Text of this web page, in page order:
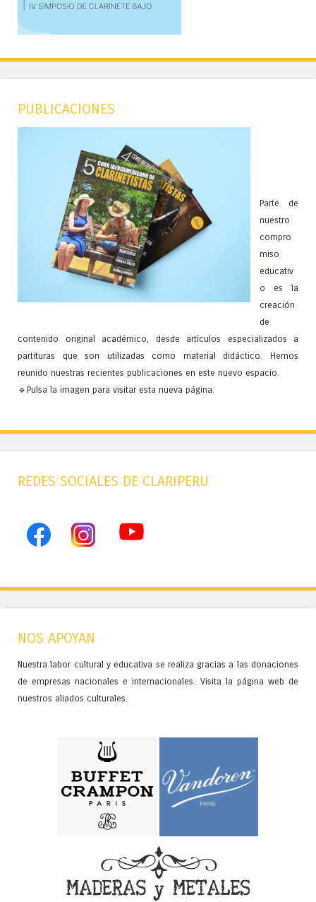
PUBLICACIONES
Parte de
nuestro
compro
miso
educativ
o es la
creación
de
contenido original académico, desde artículos especializados a
partituras que son utilizadas como material didáctico. Hemos
reunido nuestras recientes publicaciones en este nuevo espacio.
🔹Pulsa la imagen para visitar esta nueva página.
REDES SOCIALES DE CLARIPERU
NOS APOYAN
Nuestra labor cultural y educativa se realiza gracias a las donaciones
de empresas nacionales e internacionales. Visita la página web de
nuestros aliados culturales.